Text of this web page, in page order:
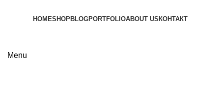
HOMESHOPBLOGPORTFOLIOABOUT US КОНТАКТ
Menu